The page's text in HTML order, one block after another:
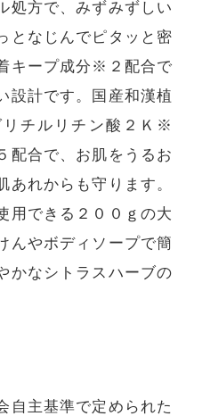
処方で、みずみずしい
となじんでピタッと密
キープ成分※２配合で
設計です。国産和漢植
チルリチン酸２Ｋ※
配合で、お肌をうるお
れからも守ります。
用できる２００ｇの大
んやボディソープで簡
かなシトラスハーブの
自主基準で定められた